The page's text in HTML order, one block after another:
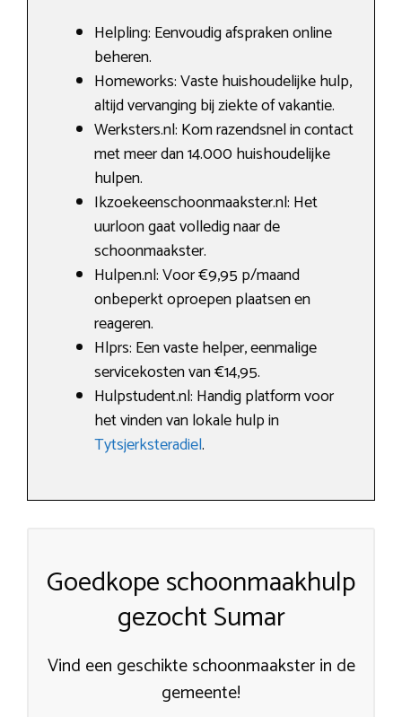
Helpling: Eenvoudig afspraken online
beheren.
Homeworks: Vaste huishoudelijke hulp,
altijd vervanging bij ziekte of vakantie.
Werksters.nl: Kom razendsnel in contact
met meer dan 14.000 huishoudelijke
hulpen.
Ikzoekeenschoonmaakster.nl: Het
uurloon gaat volledig naar de
schoonmaakster.
Hulpen.nl: Voor €9,95 p/maand
onbeperkt oproepen plaatsen en
reageren.
Hlprs: Een vaste helper, eenmalige
servicekosten van €14,95.
Hulpstudent.nl: Handig platform voor
het vinden van lokale hulp in
Tytsjerksteradiel.
Goedkope schoonmaakhulp
gezocht Sumar
Vind een geschikte schoonmaakster in de
gemeente!